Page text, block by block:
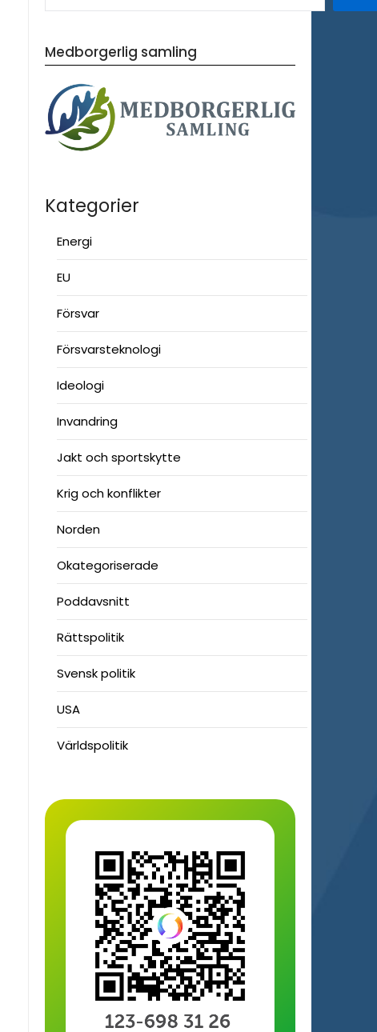
Medborgerlig samling
Kategorier
Energi
EU
Försvar
Försvarsteknologi
Ideologi
Invandring
Jakt och sportskytte
Krig och konflikter
Norden
Okategoriserade
Poddavsnitt
Rättspolitik
Svensk politik
USA
Världspolitik